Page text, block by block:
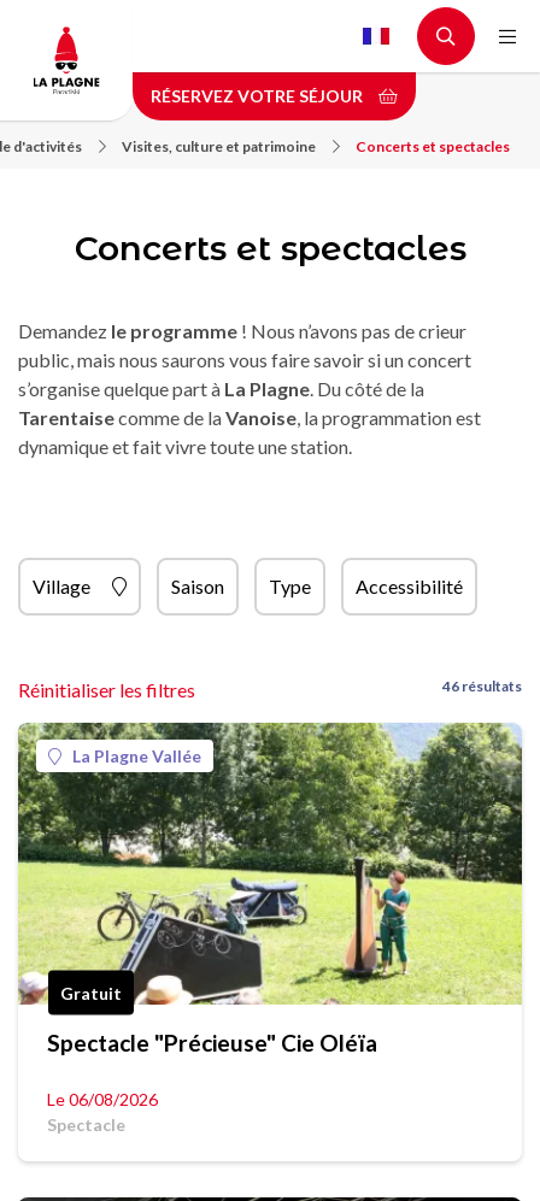
contenu
principal
RÉSERVEZ VOTRE SÉJOUR
d'activités Visites, culture et patrimoine Concerts et spectacles
Concerts et spectacles
Demandez le programme ! Nous n’avons pas de crieur
public, mais nous saurons vous faire savoir si un concert
s’organise quelque part à La Plagne. Du côté de la
Tarentaisecomme de laVanoise, la programmation est
dynamique et fait vivre toute une station.
Village Saison Type Accessibilité
Réinitialiser les filtres 46 résultats
La Plagne Vallée
Gratuit
Spectacle "Précieuse" Cie Oléïa
Le 06/08/2026
Spectacle